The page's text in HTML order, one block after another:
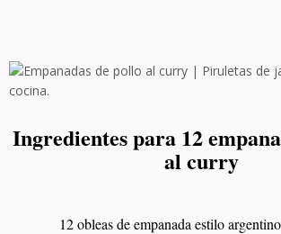
Ingredientes para 12
al curry
12 obleas de empanada estilo